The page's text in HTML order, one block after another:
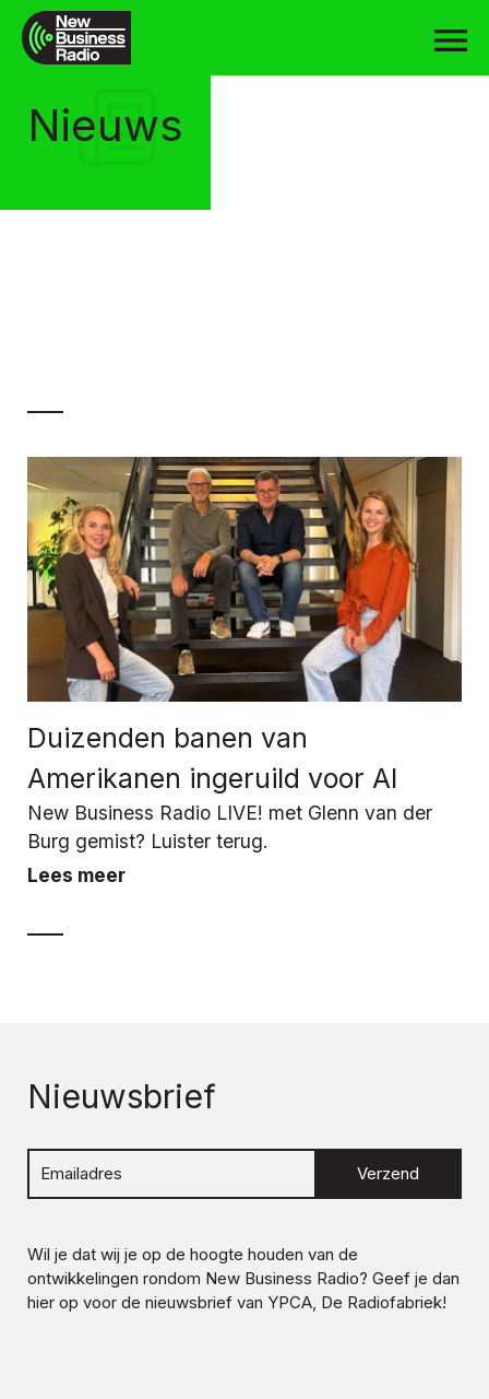
Nieuws
Duizenden banen van
Amerikanen ingeruild voor AI
New Business Radio LIVE! met Glenn van der
Burg gemist? Luister terug.
Lees meer
Nieuwsbrief
Verzend
Wil je dat wij je op de hoogte houden van de
ontwikkelingen rondom New Business Radio? Geef je dan
hier op voor de nieuwsbrief van YPCA, De Radiofabriek!